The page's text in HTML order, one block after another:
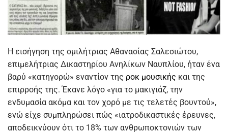
Η εισήγηση της ομιλήτριας Αθανασίας Σαλεσιώτου,
επιμελήτριας Δικαστηρίου Ανηλίκων Ναυπλίου, ήταν ένα
βαρύ «κατηγορώ» εναντίον της ροκ μουσικής και της
επιρροής της. Έκανε λόγο «για το μακιγιάζ, την
ενδυμασία ακόμα και τον χορό με τις τελετές βουντού»,
ενώ είχε συμπληρώσει πώς «ιατροδικαστικές έρευνες,
αποδεικνύουν ότι το 18% των ανθρωποκτονιών των